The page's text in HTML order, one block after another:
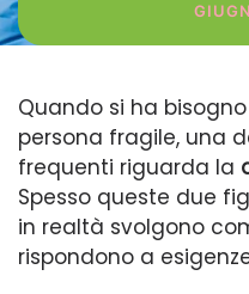
Quando si ha
persona fragile, una
frequenti riguarda la
Spesso queste due
in realtà svolgono
rispondono a